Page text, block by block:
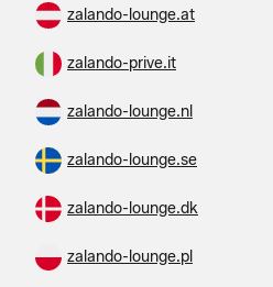
zalando-lounge.at
zalando-prive.it
zalando-lounge.nl
zalando-lounge.se
zalando-lounge.dk
zalando-lounge.pl